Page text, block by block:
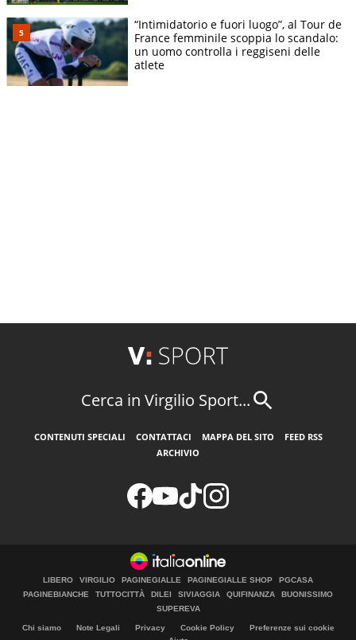
“Intimidatorio e fuori luogo”, al Tour de
France femminile scoppia lo scandalo:
un uomo controlla i reggiseni delle
atlete
Cerca in Virgilio Sport...
CONTENUTI SPECIALI CONTATTACI MAPPA DEL SITO
FEED RSS
ARCHIVIO
LIBERO VIRGILIO PAGINEGIALLE PAGINEGIALLE SHOP
PGCASA
PAGINEBIANCHE
TUTTOCITTÀ DILEI SIVIAGGIA QUIFINANZA
BUONISSIMO
SUPEREVA
Chi siamo Note Legali Privacy Cookie Policy
Preferenze sui cookie